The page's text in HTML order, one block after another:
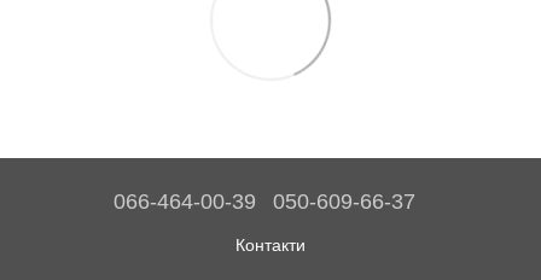
066-464-00-39 050-609-66-37
Контакти